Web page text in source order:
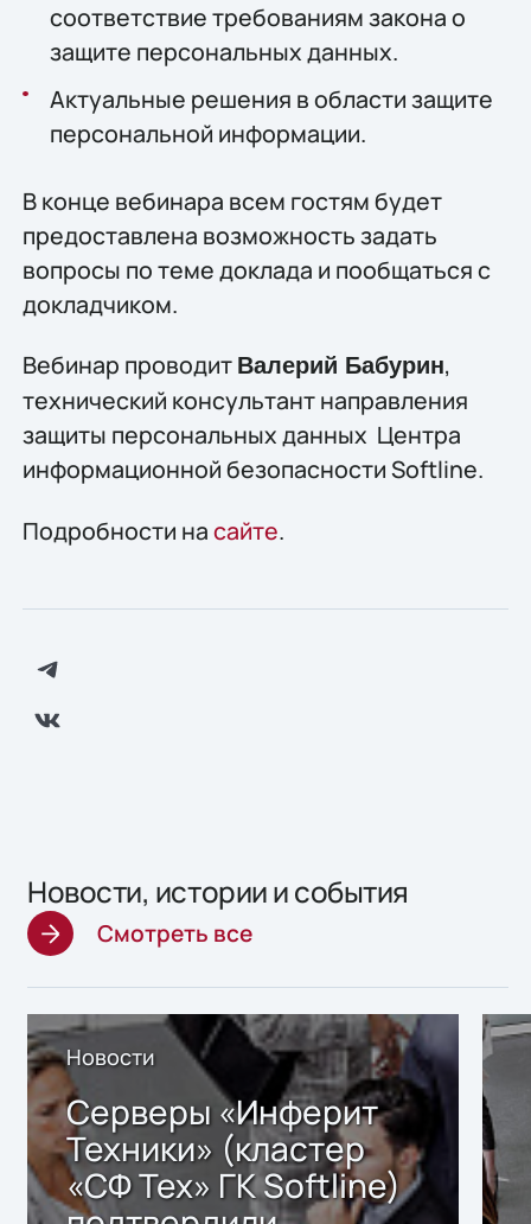
соответствие требованиям закона о
защите персональных данных.
Актуальные решения в области защите
персональной информации.
В конце вебинара всем гостям будет
предоставлена возможность задать
вопросы по теме доклада и пообщаться с
докладчиком.
Вебинар проводит Валерий Бабурин,
технический консультант направления
защиты персональных данных Центра
информационной безопасности Softline.
Подробности насайте.
Новости, истории и события
Смотреть все
Новости
Серверы «Инферит
Техники» (кластер
«СФ Тех» ГК Softline)